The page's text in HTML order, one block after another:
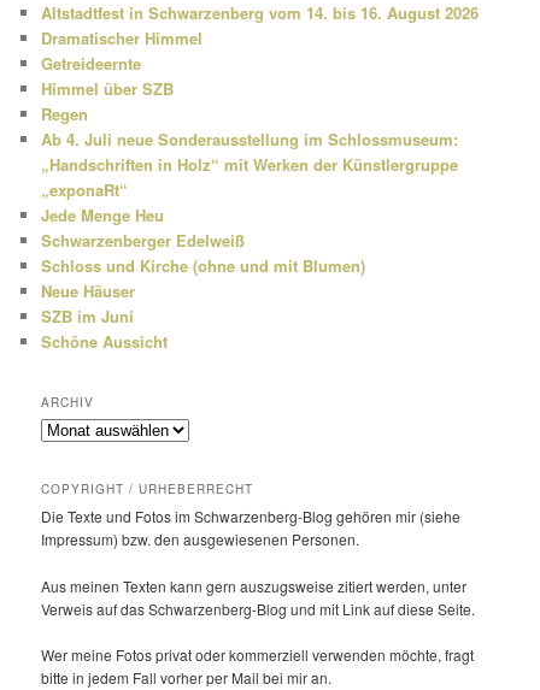
n
Altstadtfest in Schwarzenberg vom 14. bis 16. August 2026
Dramatischer Himmel
Getreideernte
Himmel über SZB
Regen
Ab 4. Juli neue Sonderausstellung im Schlossmuseum:
„Handschriften in Holz“ mit Werken der Künstlergruppe
„exponaRt“
Jede Menge Heu
Schwarzenberger Edelweiß
Schloss und Kirche (ohne und mit Blumen)
Neue Häuser
SZB im Juni
Schöne Aussicht
ARCHIV
Archiv
COPYRIGHT / URHEBERRECHT
Die Texte und Fotos im Schwarzenberg-Blog gehören mir (siehe
Impressum) bzw. den ausge­wie­senen Personen.
Aus meinen Texten kann gern auszugs­weise zitiert werden, unter
Verweis auf das Schwarzenberg-Blog und mit Link auf diese Seite.
Wer meine Fotos privat oder kommer­ziell verwenden möchte, fragt
bitte in jedem Fall vorher per Mail bei mir an.